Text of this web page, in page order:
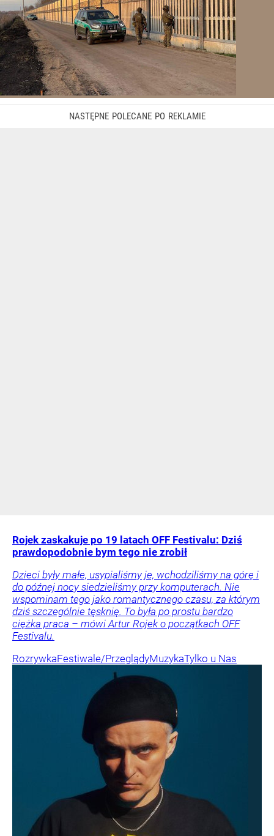
Rojek zaskakuje po 19 latach OFF Festivalu: Dziś
prawdopodobnie bym tego nie zrobił
Dzieci były małe, usypialiśmy je, wchodziliśmy na górę i
do późnej nocy siedzieliśmy przy komputerach. Nie
wspominam tego jako romantycznego czasu, za którym
dziś szczególnie tęsknię. To była po prostu bardzo
ciężka praca – mówi Artur Rojek o początkach OFF
Festivalu.
RozrywkaFestiwale/PrzeglądyMuzykaTylko u Nas